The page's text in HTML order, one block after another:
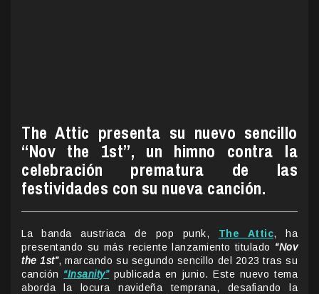
The Attic presenta su nuevo sencillo
“Nov the 1st”, un himno contra la
celebración prematura de las
festividades con su nueva canción.
La banda austriaca de pop punk, The Attic, ha
presentando su más reciente lanzamiento titulado “Nov
the 1st”, marcando su segundo sencillo del 2023 tras su
canción “Insanity”publicada en junio. Este nuevo tema
aborda la locura navideña temprana, desafiando la